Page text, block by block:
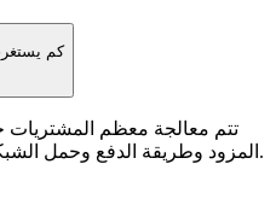
كم
تتم معالجة معظم
المزود وطريقة الدفع وحمل الشبكة، قد يستغرق الأمر عدة ساعات.